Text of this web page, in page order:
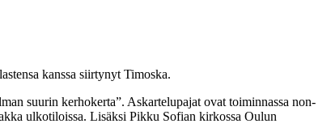
kanssa siirtynyt Timoska.
suurin kerhokerta”. Askartelupajat ovat toiminnassa non-
ulkotiloissa. Lisäksi Pikku Sofian kirkossa Oulun